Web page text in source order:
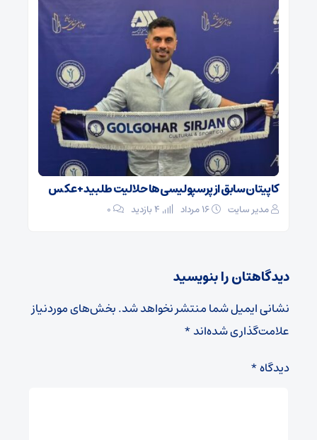
کاپیتان سابق از پرسپولیسی‌ها حلالیت طلبید + عکس
مدیر سایت ۰
دیدگاهتان را بنویسید
نشانی ایمیل شما منتشر نخواهد شد.بخش‌های موردنیاز
علامت‌گذاری شده‌اند*
دیدگاه*